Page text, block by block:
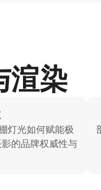
渲染
灯光如何赋能极
的品牌权威性与